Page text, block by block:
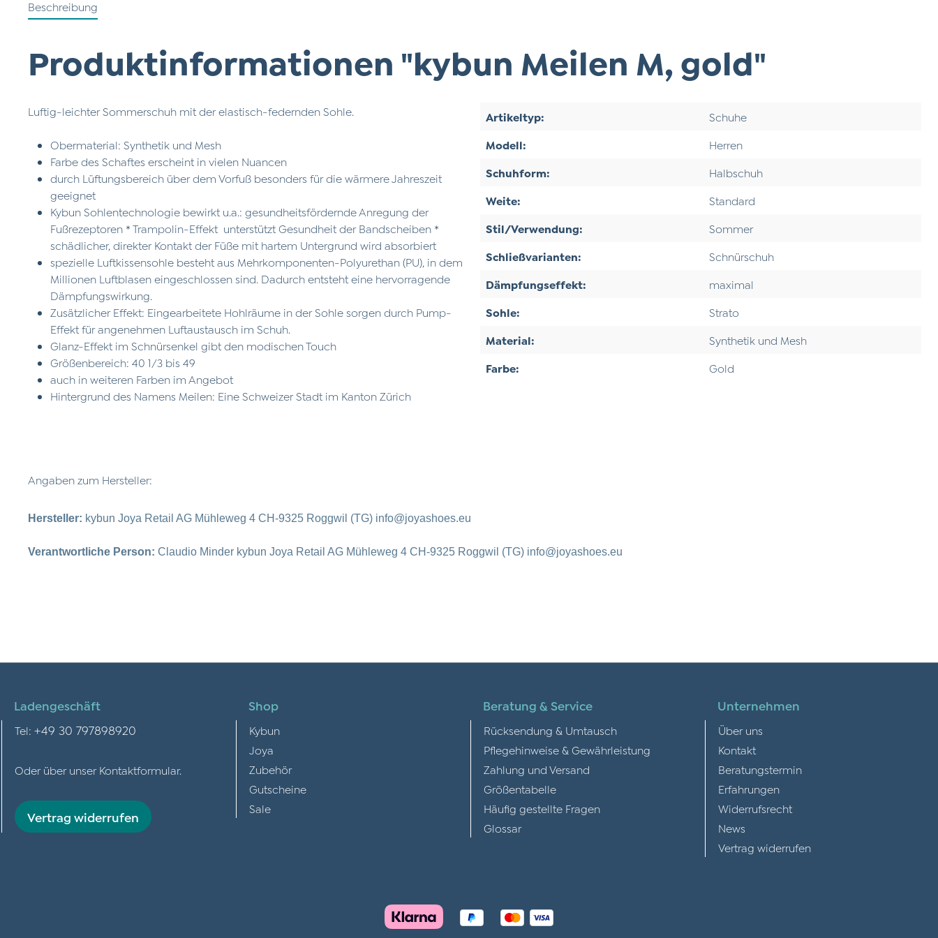
Beschreibung
Produktinformationen "kybun Meilen M, gold"
Luftig-leichter Sommerschuh mit der elastisch-federnden Sohle.
Obermaterial: Synthetik und Mesh
Farbe des Schaftes erscheint in vielen Nuancen
durch Lüftungsbereich über dem Vorfuß besonders für die wärmere Jahreszeit
geeignet
Kybun Sohlentechnologie bewirkt u.a.: gesundheitsfördernde Anregung der
Fußrezeptoren * Trampolin-Effekt unterstützt Gesundheit der Bandscheiben *
schädlicher, direkter Kontakt der Füße mit hartem Untergrund wird absorbiert
spezielle Luftkissensohle besteht aus Mehrkomponenten-Polyurethan (PU), in dem
Millionen Luftblasen eingeschlossen sind. Dadurch entsteht eine hervorragende
Dämpfungswirkung.
Zusätzlicher Effekt: Eingearbeitete Hohlräume in der Sohle sorgen durch Pump-
Effekt für angenehmen Luftaustausch im Schuh.
Glanz-Effekt im Schnürsenkel gibt den modischen Touch
Größenbereich: 40 1/3 bis 49
auch in weiteren Farben im Angebot
Hintergrund des Namens Meilen: Eine Schweizer Stadt im Kanton Zürich
Artikeltyp: Schuhe
Modell: Herren
Schuhform: Halbschuh
Weite: Standard
Stil/Verwendung: Sommer
Schließvarianten: Schnürschuh
Dämpfungseffekt: maximal
Sohle: Strato
Material: Synthetik und Mesh
Farbe: Gold
Angaben zum Hersteller:
Hersteller: kybun Joya Retail AG Mühleweg 4 CH-9325 Roggwil (TG) info@joyashoes.eu
Verantwortliche Person: Claudio Minder kybun Joya Retail AG Mühleweg 4 CH-9325 Roggwil (TG) info@joyashoes.eu
Ladengeschäft
Tel: +49 30 797898920
Oder über unser Kontaktformular.
Vertrag widerrufen
Shop
Kybun
Joya
Zubehör
Gutscheine
Sale
Beratung & Service
Rücksendung & Umtausch
Pflegehinweise & Gewährleistung
Zahlung und Versand
Größentabelle
Häufig gestellte Fragen
Glossar
Unternehmen
Über uns
Kontakt
Beratungstermin
Erfahrungen
Widerrufsrecht
News
Vertrag widerrufen